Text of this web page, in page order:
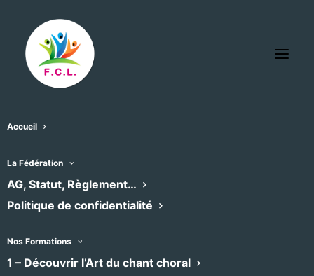
Accueil
La Fédération
AG, Statut, Règlement…
Politique de confidentialité
Nos Formations
1 – Découvrir l’Art du chant choral
Polyfolies
Évènements dans ce organisateur